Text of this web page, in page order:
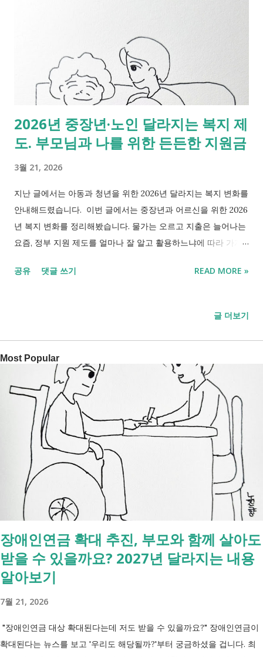
청이 필수입니다. 신청 조건은 연령, 거주 형태, 소득 수준 등이며
예외 대상도 있습니다. 아래의 링크를 클릭하시면 상세한 조건과
기준을 보실 수 있습니다. [상세 설명을 보고싶다면 클릭!] - [3월
업데이트 완료]2026 청년월세 지원사업 신청 방법. 월 20만 원 지
원, 청년주거지원 받기 대상확인 2. 근로장려금(사전 확인 필수)
신청시기, 대상? - 신청 시기 2026년 5월 예정 - 대상 근로·사업소
득이 있는 저소득 가구 근로장려금은 4월에 미리 확인하지 않으
지에 대한 여부에 따라 신청 시기도 달라집니다. 2026년 근로장
려금 신청 일정과 지급 시기? -...
2026년 중장년·노인 달라지는 복지 제
도. 부모님과 나를 위한 든든한 지원금
3월 21, 2026
지난 글에서는 아동과 청년을 위한 2026년 달라지는 복지 변화를
안내해드렸습니다. 이번 글에서는 중장년과 어르신을 위한 2026
년 복지 변화를 정리해봤습니다. 물가는 오르고 지출은 늘어나는
요즘, 정부 지원 제도를 얼마나 잘 알고 활용하느냐에 따라 가계
들을 대상으로 하는 복지제도의 변화와 실제 도움이 되는 내용을
중요한 변화로 선정기준이 완화 되어 더 많은 분들이 기초연금 대
상자가 됐다는 것입니다. 작년에 탈락했어도 2026년 다시 신청해
야 하는 이유 입니다. [기초연금 지급액] - 최대 지급액 월
349,700원 - 단독가구 월 247만 원 이하 - 부부가구 월 395만 원
이하 또한 근로소득 공제가 확대되면서 간단한 아르바이트를 하
더라도 연금이 줄어드는 부담이 줄어들었습니다. 아래의 링크에
서 기초연금 2026 기준과 신청방법을 반드시 함께 확인하셔야 합
니다. [기초연금에 관한 상세 내용 확인] - 2026년 기초연금 인상
안 발표! 247만 원 이하면 신청하세요. 1961년생 수령액과 무료계
산법 2. 노인 일자리 확대와 중장년 취업지원금 2026년에는 노인
일자리가 크게 확대되었습니다. 총 115만 개 이상으로 확대되어
선택 폭이 넓어졌습니다. 또한 중장년층을 위한 현금 지원도 강
화되었습니다. 구분 내용 지원 노인 일자리 공공형·사회서비스형
월 29만~70만 원 취업지원금 재취업 후 근속 시 최대 360만 원
계속고용 장려 정년 이후 근무 기업·근로자 지원 취업지원금은 6
개월 근속 시 약 180만 원을 지급 받고 1년 근속 시 추가로 180만
원을 지급받아 총 360만 원 지원이 가능합니다. [중장년 취업지원
공유 댓글 쓰기 READ MORE »
글 더보기
Most Popular
장애인연금 확대 추진, 부모와 함께 살아도
받을 수 있을까요? 2027년 달라지는 내용
알아보기
7월 21, 2026
"장애인연금 대상 확대된다는데 저도 받을 수 있을까요?" 장애인연금이
확대된다는 뉴스를 보고 '우리도 해당될까?'부터 궁금하셨을 겁니다. 최